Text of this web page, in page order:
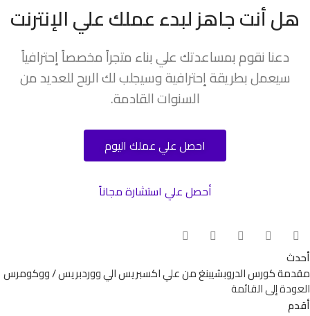
هل أنت جاهز لبدء عملك علي الإنترنت
دعنا نقوم بمساعدتك علي بناء متجراً مخصصاً إحترافياً
سيعمل بطريقة إحترافية وسيجلب لك الربح للعديد من
السنوات القادمة.
احصل علي عملك اليوم
أحصل علي استشارة مجاناً
أحدث
مقدمة كورس الدروبشيبنغ من علي اكسبريس الي ووردبريس / ووكومرس
العودة إلى القائمة
أقدم